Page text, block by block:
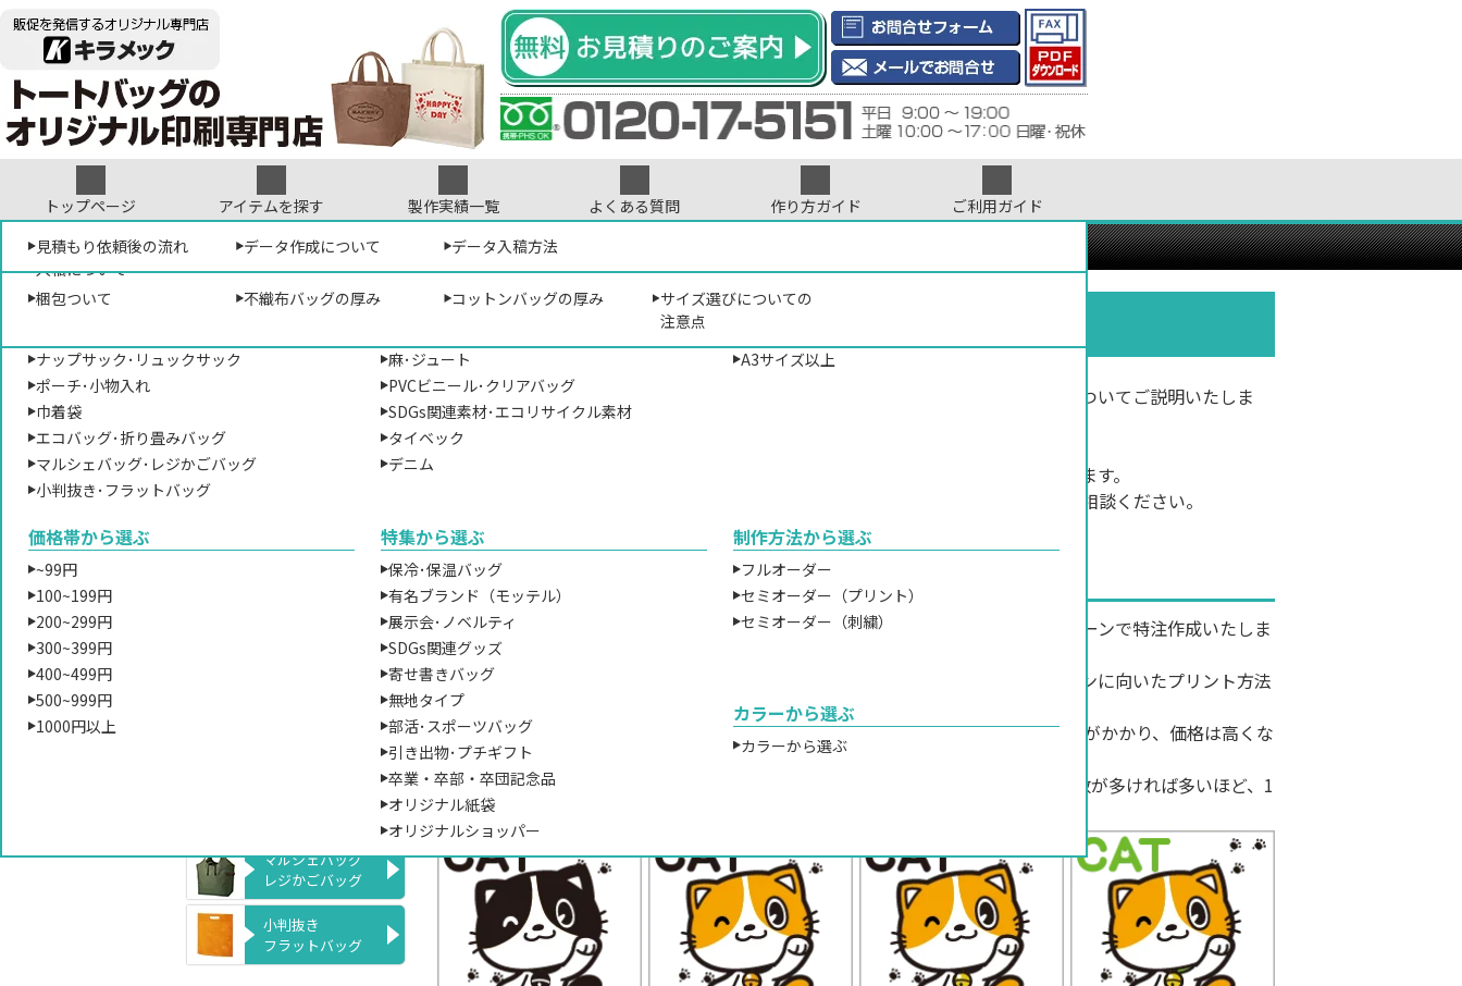
トップページ アイテムを探す
形から選ぶ
トートバッグ･手提げバッグ
ショルダーバッグ･肩掛けバッグ
ナップサック･リュックサック
ポーチ･小物入れ
巾着袋
エコバッグ･折り畳みバッグ
マルシェバッグ･レジかごバッグ
小判抜き･フラットバッグ
素材から選ぶ
ポリエステル･ナイロン
麻･ジュート
PVCビニール･クリアバッグ
SDGs関連素材･エコリサイクル素材
タイベック
デニム
A4サイズ（マチなし）
A3サイズ以上
価格帯から選ぶ
~99円
100~199円
200~299円
300~399円
400~499円
500~999円
1000円以上
特集から選ぶ
保冷･保温バッグ
有名ブランド（モッテル）
展示会･ノベルティ
SDGs関連グッズ
寄せ書きバッグ
無地タイプ
部活･スポーツバッグ
引き出物･プチギフト
卒業・卒部・卒団記念品
オリジナル紙袋
オリジナルショッパー
制作方法から選ぶ
フルオーダー
セミオーダー（プリント）
セミオーダー（刺繍）
カラーから選ぶ
カラーから選ぶ
製作実績一覧
よくある質問
見積もり依頼について
袋･バッグについて デザインデータについて
作り方ガイド
オリジナルテンプレート
入稿について
デザイン参考集 プリントについて
梱包ついて 不織布バッグの厚み コットンバッグの厚み
サイズ選びについての
注意点
ご利用ガイド
見積もり依頼後の流れ
データ作成について データ入稿方法
販促専門店キラメック >アパレル専門サイト >トートバッグのオリジナル印刷専門店
トートバッグ、エコバッグなどオリジナルバッグにプリントするデザインの色数についてご説明いたしま
す。
オリジナルデザイン作成の参考までにご覧いただければと思います。
バッグの生地、デザイン、縫製、製作枚数 等によりオススメの印刷方法が変わります。
ご希望イメージに合ったプリント方法をご案内いたしますので不明点はお気軽にご相談ください。
単色（1～4色）
オリジナルバッグにプリントするデザインが単色の場合、基本的にはシルクスクリーンで特注作成いたしま
す。
インクから作製するので詳細な色指定が可能で、ハッキリとしたシンプルなデザインに向いたプリント方法
です。
シルク印刷は1色につき1版制作する必要があるため、色数が多ければ多いほど版代がかかり、価格は高くな
ります。
ただし1度製版してしまえば、いくらでも作成することが可能なため、オーダー枚数が多ければ多いほど、1
枚あたりの単価は安くなっていきます。
ポシェット
マルシェバッグ
レジかごバッグ
小判抜き
フラットバッグ